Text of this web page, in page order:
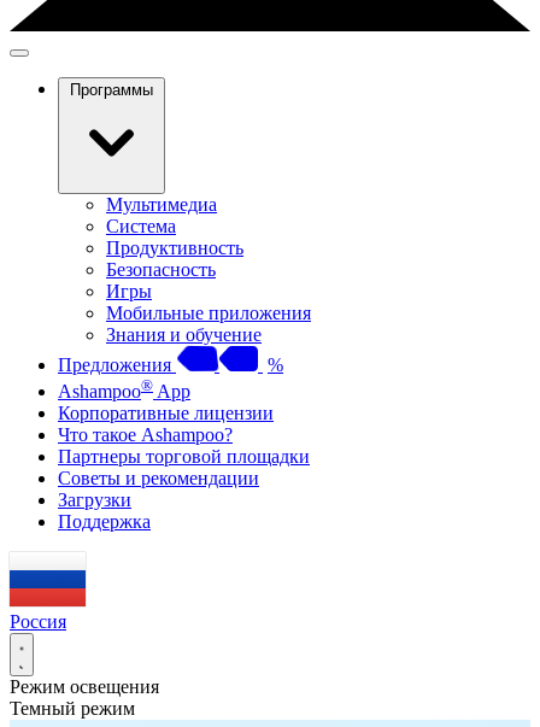
Программы
Мультимедиа
Система
Продуктивность
Безопасность
Игры
Мобильные приложения
Знания и обучение
Предложения
%
Ashampoo® App
Корпоративные лицензии
Что такое Ashampoo?
Партнеры торговой площадки
Советы и рекомендации
Загрузки
Поддержка
Россия
Режим освещения
Темный режим